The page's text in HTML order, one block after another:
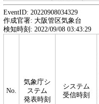
EventID: 20220908034329
作成官署: 大阪管区気象台
検知時刻: 2022/09/08 03:43:29
No.
気象庁シ
ステム
発表時刻
システム
受信時刻